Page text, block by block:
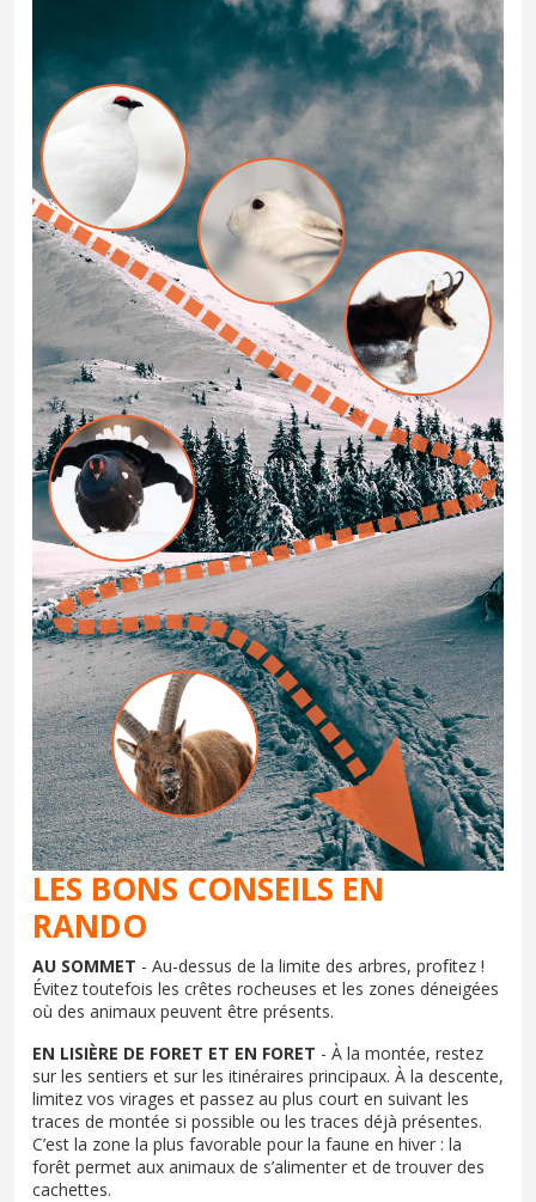
LES BONS CONSEILS EN
RANDO
AU SOMMET - Au-dessus de la limite des arbres, proﬁtez !
Évitez toutefois les crêtes rocheuses et les zones déneigées
où des animaux peuvent être présents.
EN LISIÈRE DE FORET ET EN FORET - À la montée, restez
sur les sentiers et sur les itinéraires principaux. À la descente,
limitez vos virages et passez au plus court en suivant les
traces de montée si possible ou les traces déjà présentes.
C’est la zone la plus favorable pour la faune en hiver : la
forêt permet aux animaux de s’alimenter et de trouver des
cachettes.